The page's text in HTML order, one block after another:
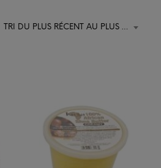
TRI DU PLUS RÉCENT AU PLUS ANCIEN